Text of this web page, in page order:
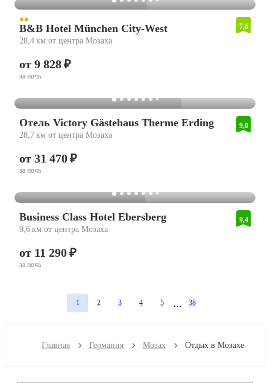
B&B Hotel München City-West
28,4 км от центра Мозаха
7,6
от 9 828 ₽
за ночь
Отель Victory Gästehaus Therme Erding
28,7 км от центра Мозаха
9,0
от 31 470 ₽
за ночь
Business Class Hotel Ebersberg
9,6 км от центра Мозаха
9,4
от 11 290 ₽
за ночь
1 2 3 4 5 38
Главная Германия Мозах Отдых в Мозахе